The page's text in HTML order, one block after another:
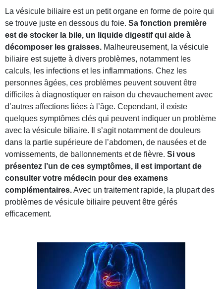
La vésicule biliaire est un petit organe en forme de poire qui
se trouve juste en dessous du foie. Sa fonction première
est de stocker la bile, un liquide digestif qui aide à
décomposer les graisses. Malheureusement, la vésicule
biliaire est sujette à divers problèmes, notamment les
calculs, les infections et les inflammations. Chez les
personnes âgées, ces problèmes peuvent souvent être
difficiles à diagnostiquer en raison du chevauchement avec
d’autres affections liées à l’âge. Cependant, il existe
quelques symptômes clés qui peuvent indiquer un problème
avec la vésicule biliaire. Il s’agit notamment de douleurs
dans la partie supérieure de l’abdomen, de nausées et de
vomissements, de ballonnements et de fièvre. Si vous
présentez l’un de ces symptômes, il est important de
consulter votre médecin pour des examens
complémentaires.Avec un traitement rapide, la plupart des
problèmes de vésicule biliaire peuvent être gérés
efficacement.